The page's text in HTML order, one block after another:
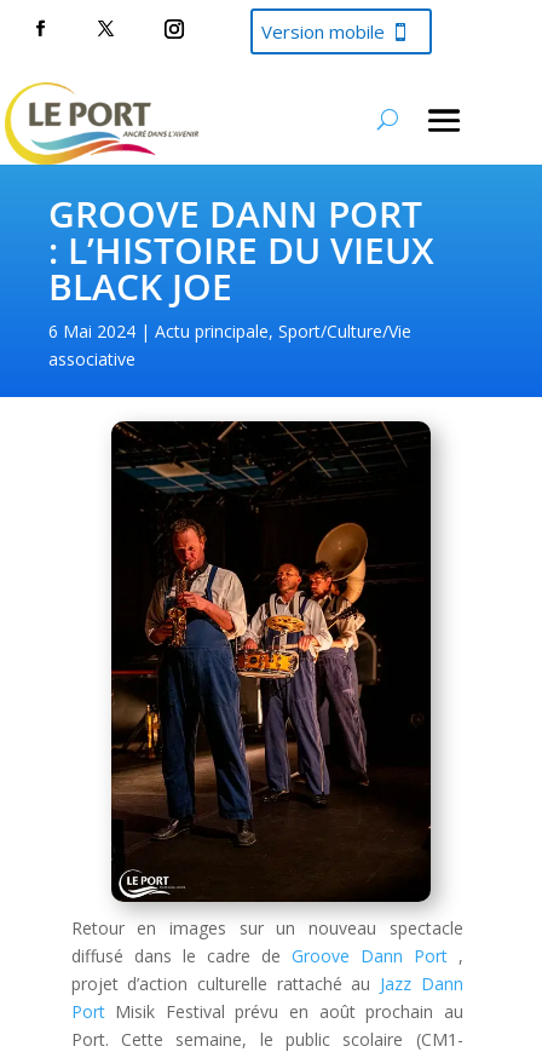
Version mobile
GROOVE DANN PORT
: L’HISTOIRE DU VIEUX
BLACK JOE
6 Mai 2024 Actu principale,Sport/Culture/Vie
associative
Retour en images sur un nouveau spectacle
diffusé dans le cadre de Groove Dann Port ,
projet d’action culturelle rattaché au Jazz Dann
PortMisik Festival prévu en août prochain au
Port. Cette semaine, le public scolaire (CM1-